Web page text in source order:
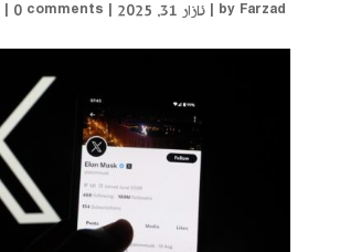
by Farzad
|ئازار 31, 2025 |
| 0 comments